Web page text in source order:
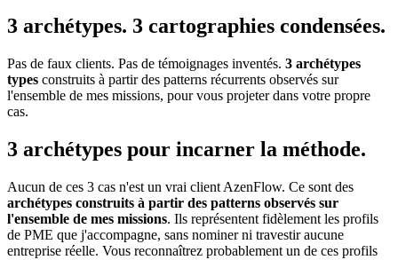
3 archétypes. 3 cartographies condensées.
Pas de faux clients. Pas de témoignages inventés. 3 archétypes
types construits à partir des patterns récurrents observés sur
l'ensemble de mes missions, pour vous projeter dans votre propre
cas.
3 archétypes pour incarner la méthode.
Aucun de ces 3 cas n'est un vrai client AzenFlow. Ce sont des
archétypes construits à partir des patterns observés sur
l'ensemble de mes missions. Ils représentent fidèlement les profils
de PME que j'accompagne, sans nominer ni travestir aucune
entreprise réelle. Vous reconnaîtrez probablement un de ces profils